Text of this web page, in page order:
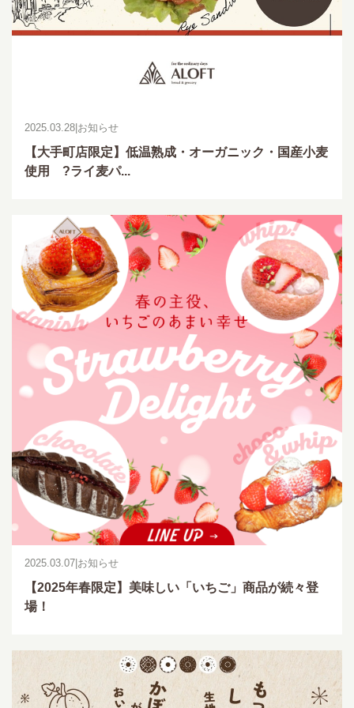
2025.03.28|お知らせ
【大手町店限定】低温熟成・オーガニック・国産小麦
使用 ?ライ麦パ...
2025.03.07|お知らせ
【2025年春限定】美味しい「いちご」商品が続々登
場！